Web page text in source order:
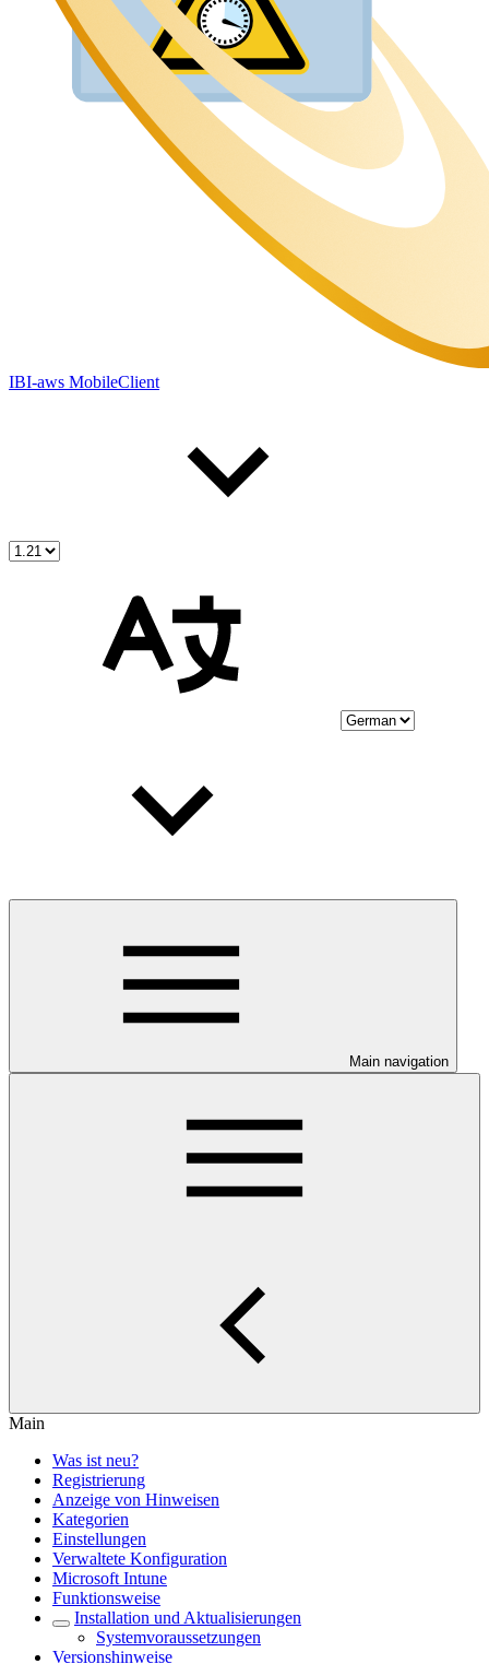
IBI-aws MobileClient
Main navigation
Main
Was ist neu?
Registrierung
Anzeige von Hinweisen
Kategorien
Einstellungen
Verwaltete Konfiguration
Microsoft Intune
Funktionsweise
Installation und Aktualisierungen
Systemvoraussetzungen
Versionshinweise